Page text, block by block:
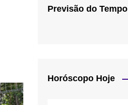
Previsão do Tempo
Horóscopo Hoje